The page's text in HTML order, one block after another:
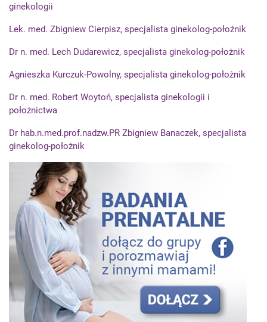
ginekologii
Lek. med. Zbigniew Cierpisz, specjalista ginekolog-położnik
Dr n. med. Lech Dudarewicz, specjalista ginekolog-położnik
Agnieszka Kurczuk-Powolny, specjalista ginekolog-położnik
Dr n. med. Robert Woytoń, specjalista ginekologii i
położnictwa
Dr hab.n.med.prof.nadzw.PR Zbigniew Banaczek, specjalista
ginekolog-położnik